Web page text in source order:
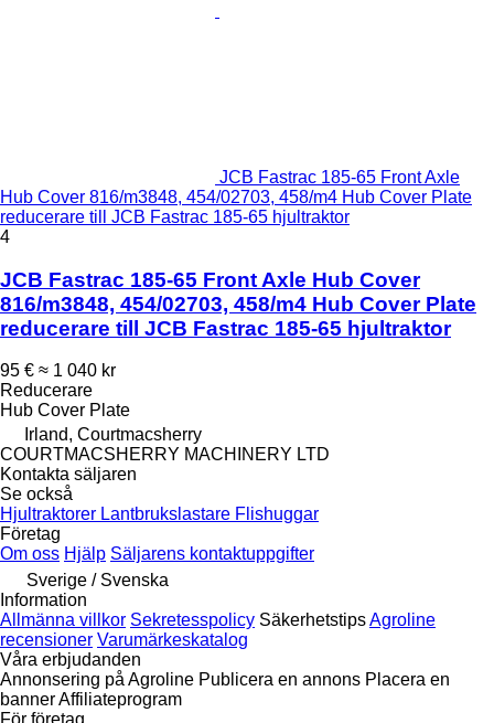
JCB Fastrac 185-65 Front Axle
Hub Cover 816/m3848, 454/02703, 458/m4 Hub Cover Plate
reducerare till JCB Fastrac 185-65 hjultraktor
4
JCB Fastrac 185-65 Front Axle Hub Cover
816/m3848, 454/02703, 458/m4 Hub Cover Plate
reducerare till JCB Fastrac 185-65 hjultraktor
95 € ≈ 1 040 kr
Reducerare
Hub Cover Plate
Irland, Courtmacsherry
COURTMACSHERRY MACHINERY LTD
Kontakta säljaren
Se också
Hjultraktorer Lantbrukslastare Flishuggar
Företag
Om oss Hjälp Säljarens kontaktuppgifter
Sverige / Svenska
Information
Allmänna villkor Sekretesspolicy SäkerhetstipsAgroline
recensioner Varumärkeskatalog
Våra erbjudanden
Annonsering på Agroline Publicera en annons Placera en
bannerAffiliateprogram